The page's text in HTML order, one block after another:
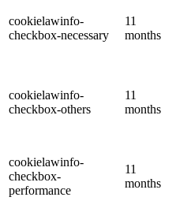
cookielawinfo-
checkbox-necessary
11
months
cookielawinfo-
checkbox-others
11
months
cookielawinfo-
checkbox-
performance
11
months